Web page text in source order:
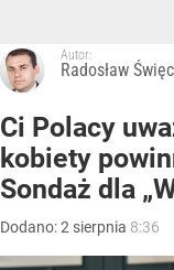
Autor:
Radosław
Ci Polacy
kobiety
Sondaż dla
Dodano:2 sierpnia 8:36